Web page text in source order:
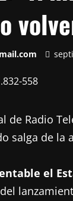
de Radio
salga de la
el